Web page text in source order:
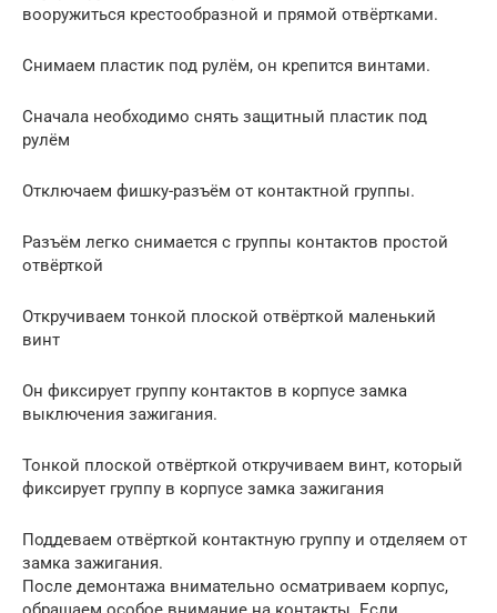
вооружиться крестообразной и прямой отвёртками.
Снимаем пластик под рулём, он крепится винтами.
Сначала необходимо снять защитный пластик под
рулём
Отключаем фишку-разъём от контактной группы.
Разъём легко снимается с группы контактов простой
отвёрткой
Откручиваем тонкой плоской отвёрткой маленький
винт
Он фиксирует группу контактов в корпусе замка
выключения зажигания.
Тонкой плоской отвёрткой откручиваем винт, который
фиксирует группу в корпусе замка зажигания
Поддеваем отвёрткой контактную группу и отделяем от
замка зажигания.
После демонтажа внимательно осматриваем корпус,